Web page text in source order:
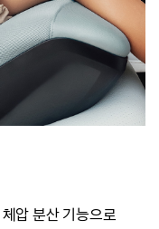
체압 분산 기능으로